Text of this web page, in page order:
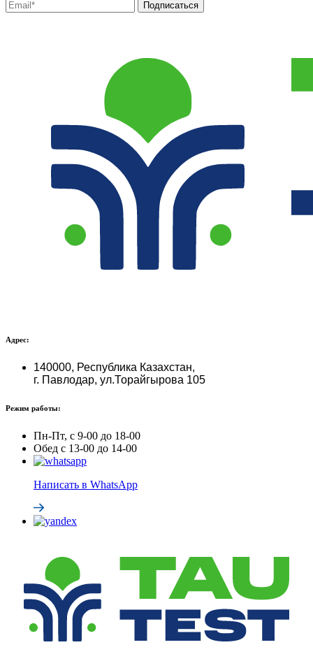
Адрес:
140000, Республика Казахстан,
г. Павлодар, ул.Торайгырова 105
Режим работы:
Пн-Пт, с 9-00 до 18-00
Обед с 13-00 до 14-00
Написать в WhatsApp